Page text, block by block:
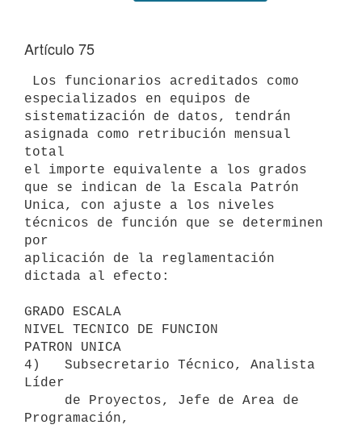
Artículo 75
especializados en equipos de
sistematización de datos, tendrán
asignada como retribución mensual
total
el importe equivalente a los grados
que se indican de la Escala Patrón
Unica, con ajuste a los niveles
técnicos de función que se determinen
por
aplicación de la reglamentación
dictada al efecto:
GRADO ESCALA
NIVEL TECNICO DE FUNCION
PATRON UNICA
4)   Subsecretario Técnico, Analista
Líder
Programación,